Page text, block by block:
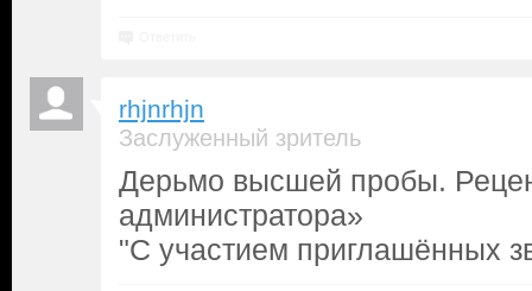
rhjnrhjn
Заслуженный зритель
Дерьмо высшей пробы.
администратора»
"С участием приглашённых